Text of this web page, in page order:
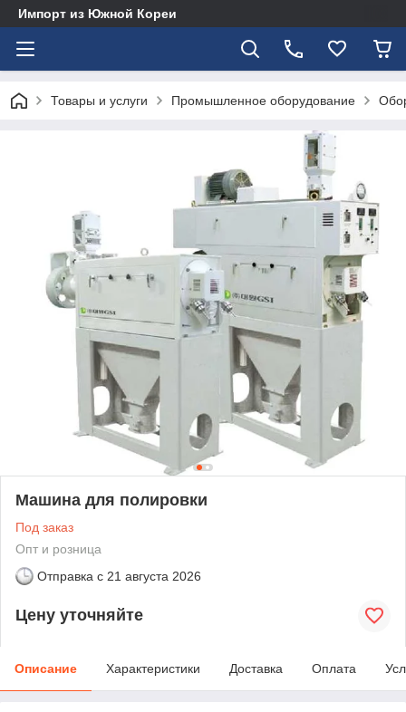
Импорт из Южной Кореи
Товары и услуги Промышленное оборудование
Машина для полировки
Под заказ
Опт и розница
Отправка с 21 августа 2026
Цену уточняйте
Описание Характеристики Доставка Оплата